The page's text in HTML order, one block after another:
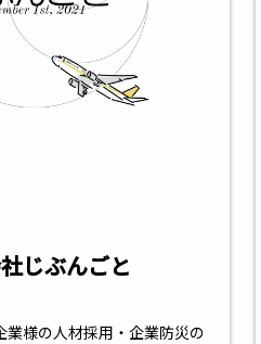
じぶんごと
業様の人材採用・企業防災の